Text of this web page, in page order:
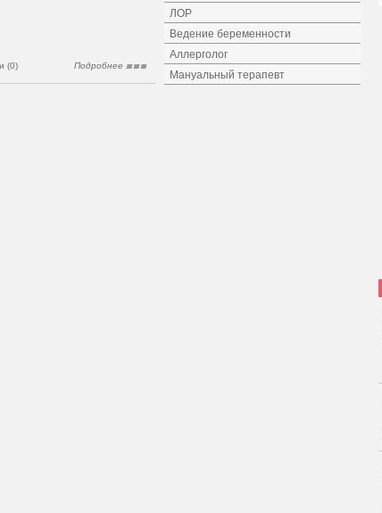
(0) Подробнее
ЛОР
Ведение беременности
Аллерголог
Мануальный терапевт